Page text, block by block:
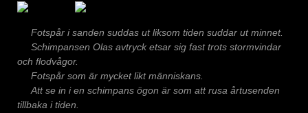
Fotspår i sanden suddas ut liksom tiden suddar ut minnet.
Schimpansen Olas avtryck etsar sig fast trots stormvindar
och flodvågor.
Fotspår som är mycket likt människans.
Att se in i en schimpans ögon är som att rusa årtusenden
tillbaka i tiden.